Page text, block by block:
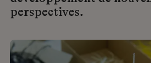
perspectives.